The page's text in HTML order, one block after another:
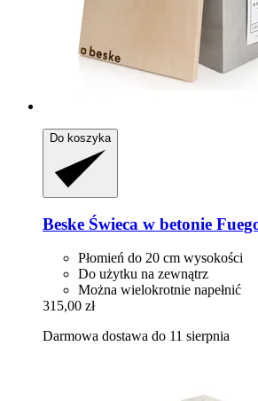
Do koszyka
Beske Świeca w betonie
Płomień do 20 cm wysokości
Do użytku na zewnątrz
Można wielokrotnie napełnić
315,00 zł
Darmowa dostawa do 11 sierpnia